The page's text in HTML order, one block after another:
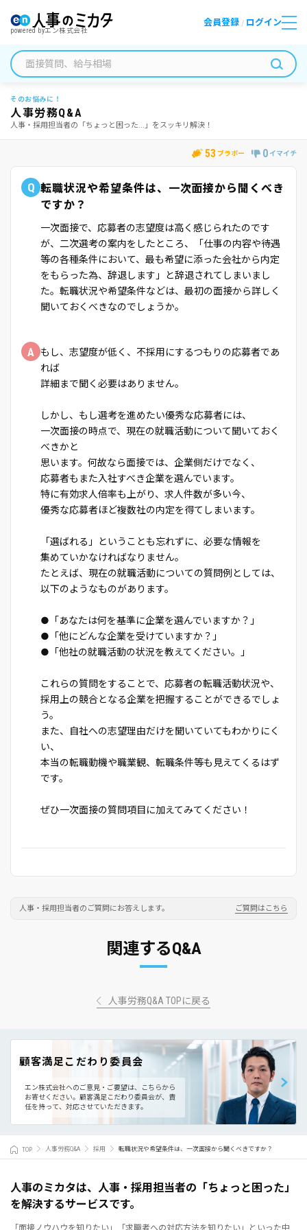
powered byエン株式会社
会員登録 / ログイン
そのお悩みに！
人事労務Q&A
人事・採用担当者の「ちょっと困った...」をスッキリ解決！
53 ブラボー 0 イマイチ
Q 転職状況や希望条件は、一次面接から聞くべき
ですか？
一次面接で、応募者の志望度は高く感じられたのです
が、二次選考の案内をしたところ、「仕事の内容や待遇
等の各種条件において、最も希望に添った会社から内定
をもらった為、辞退します」と辞退されてしまいまし
た。転職状況や希望条件などは、最初の面接から詳しく
聞いておくべきなのでしょうか。
A
もし、志望度が低く、不採用にするつもりの応募者であ
れば
詳細まで聞く必要はありません。
しかし、もし選考を進めたい優秀な応募者には、
一次面接の時点で、現在の就職活動について聞いておく
べきかと
思います。何故なら面接では、企業側だけでなく、
応募者もまた入社すべき企業を選んでいます。
特に有効求人倍率も上がり、求人件数が多い今、
優秀な応募者ほど複数社の内定を得てしまいます。
「選ばれる」ということも忘れずに、必要な情報を
集めていかなければなりません。
たとえば、現在の就職活動についての質問例としては、
以下のようなものがあります。
●「あなたは何を基準に企業を選んでいますか？」
●「他にどんな企業を受けていますか？」
●「他社の就職活動の状況を教えてください。」
これらの質問をすることで、応募者の転職活動状況や、
採用上の競合となる企業を把握することができるでしょ
う。
また、自社への志望理由だけを聞いていてもわかりにく
い、
本当の転職動機や職業観、転職条件等も見えてくるはず
です。
ぜひ一次面接の質問項目に加えてみてください！
人事・採用担当者のご質問にお答えします。 ご質問はこちら
関連するQ&A
人事労務Q&A TOPに戻る
顧客満足こだわり委員会
エン株式会社へのご意見・ご要望は、こちらから
お寄せください。 顧客満足こだわり委員会が、責
任を持って、対応させていただきます。
TOP 人事労務Q&A 採用 転職状況や希望条件は、一次面接から聞くべきですか？
人事のミカタは、人事・採用担当者の「ちょっと困った」
を解決するサービスです。